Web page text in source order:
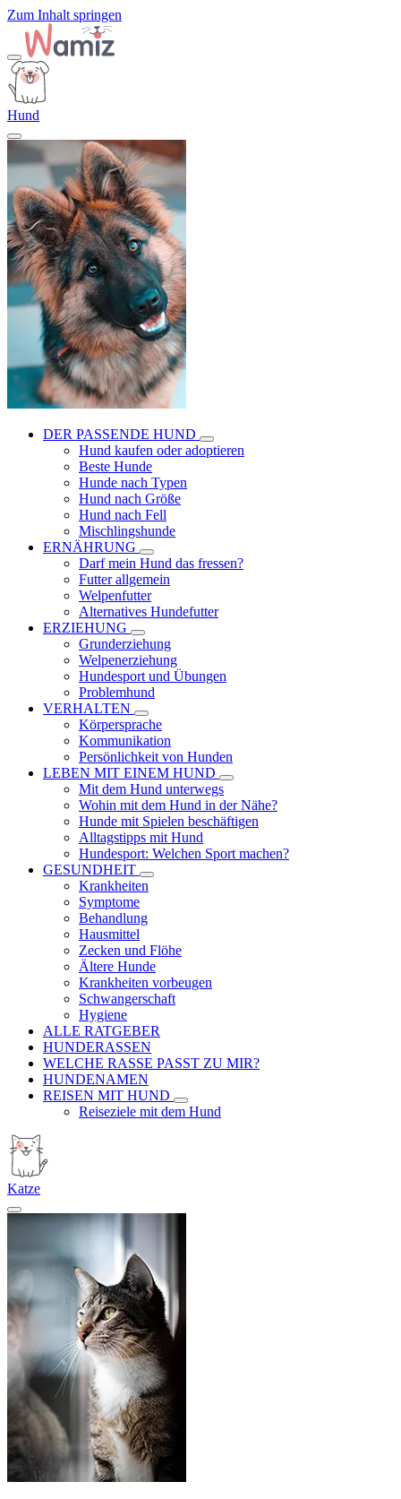
Zum Inhalt springen
Hund
DER PASSENDE HUND
Hund kaufen oder adoptieren
Beste Hunde
Hunde nach Typen
Hund nach Größe
Hund nach Fell
Mischlingshunde
ERNÄHRUNG
Darf mein Hund das fressen?
Futter allgemein
Welpenfutter
Alternatives Hundefutter
ERZIEHUNG
Grunderziehung
Welpenerziehung
Hundesport und Übungen
Problemhund
VERHALTEN
Körpersprache
Kommunikation
Persönlichkeit von Hunden
LEBEN MIT EINEM HUND
Mit dem Hund unterwegs
Wohin mit dem Hund in der Nähe?
Hunde mit Spielen beschäftigen
Alltagstipps mit Hund
Hundesport: Welchen Sport machen?
GESUNDHEIT
Krankheiten
Symptome
Behandlung
Hausmittel
Zecken und Flöhe
Ältere Hunde
Krankheiten vorbeugen
Schwangerschaft
Hygiene
ALLE RATGEBER
HUNDERASSEN
WELCHE RASSE PASST ZU MIR?
HUNDENAMEN
REISEN MIT HUND
Reiseziele mit dem Hund
Katze